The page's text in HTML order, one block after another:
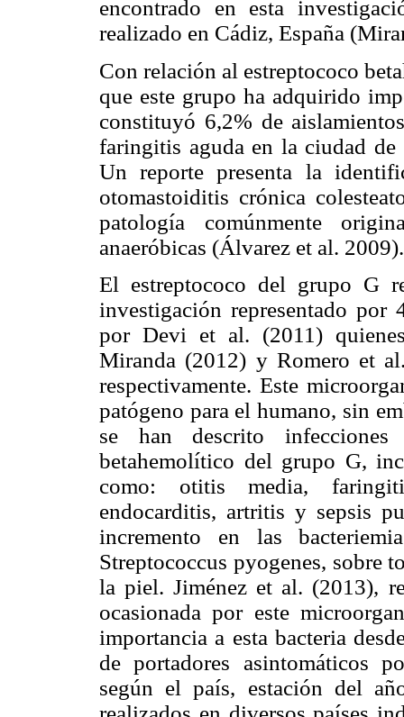
encontrado en esta
realizado en Cádiz, España
Con relación al estreptococo
que este grupo ha adquirido
constituyó 6,2% de
faringitis aguda en la ciudad
Un reporte presenta la
otomastoiditis crónica
patología comúnmente
anaeróbicas (Álvarez et al. 2009).
El estreptococo del grupo G
investigación representado
por Devi et al. (2011)
Miranda (2012) y Romero et
respectivamente. Este
patógeno para el humano, sin
se han descrito infecciones
betahemolítico del grupo G,
como: otitis media,
endocarditis, artritis y sepsis
incremento en las
Streptococcus pyogenes, sobre
la piel. Jiménez et al. (2013),
ocasionada por este
importancia a esta bacteria
de portadores asintomáticos
según el país, estación del